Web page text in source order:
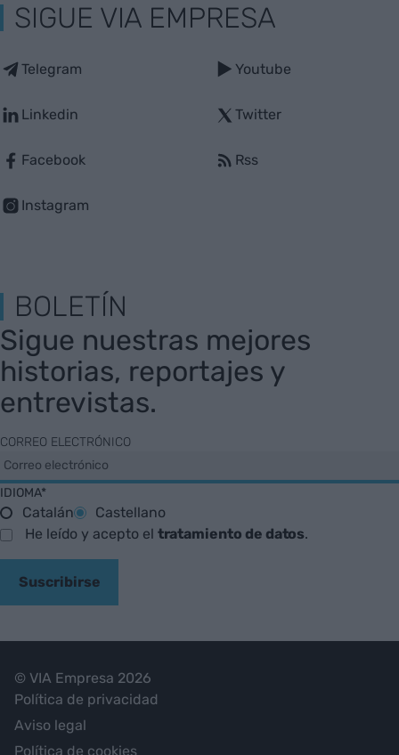
SIGUE VIA EMPRESA
Telegram
Linkedin
Facebook
Instagram
Youtube
Twitter
Rss
BOLETÍN
Sigue nuestras mejores
historias, reportajes y
entrevistas.
CORREO ELECTRÓNICO
IDIOMA*
Catalán
Castellano
He leído y acepto el tratamiento de datos.
Suscribirse
© VIA Empresa 2026
Política de privacidad
Aviso legal
Política de cookies